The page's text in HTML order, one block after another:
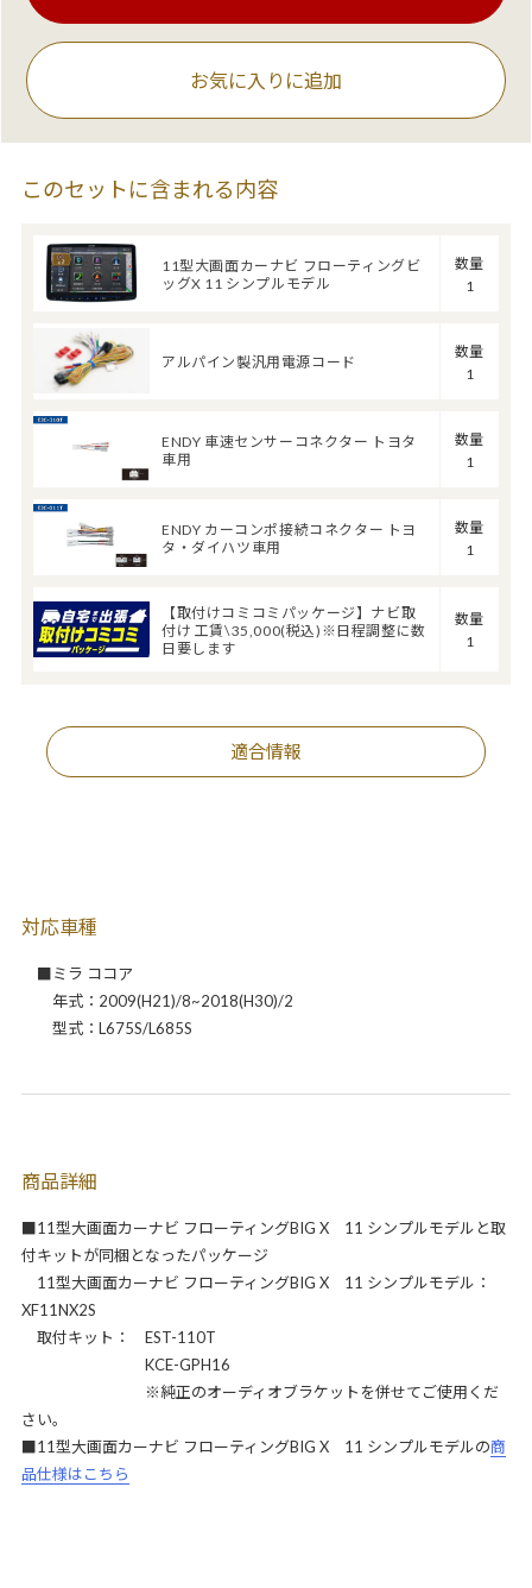
お気に入りに追加
このセットに含まれる内容
11型大画面カーナビ フローティングビ
ッグX 11 シンプルモデル
数量
1
アルパイン製汎用電源コード
数量
1
ENDY 車速センサーコネクター トヨタ
車用
数量
1
ENDY カーコンポ接続コネクター トヨ
タ・ダイハツ車用
数量
1
【取付けコミコミパッケージ】ナビ取
付け 工賃\35,000(税込)※日程調整に数
日要します
数量
1
適合情報
対応車種
■ミラ ココア
年式：2009(H21)/8~2018(H30)/2
型式：L675S/L685S
商品詳細
■11型大画面カーナビ フローティングBIG X 11 シンプルモデルと取
付キットが同梱となったパッケージ
11型大画面カーナビ フローティングBIG X 11 シンプルモデル：
XF11NX2S
取付キット： EST-110T
KCE-GPH16
※純正のオーディオブラケットを併せてご使用くだ
さい。
■11型大画面カーナビ フローティングBIG X 11 シンプルモデルの商
品仕様はこちら